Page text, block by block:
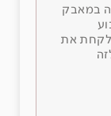
במאבק
לקחת את